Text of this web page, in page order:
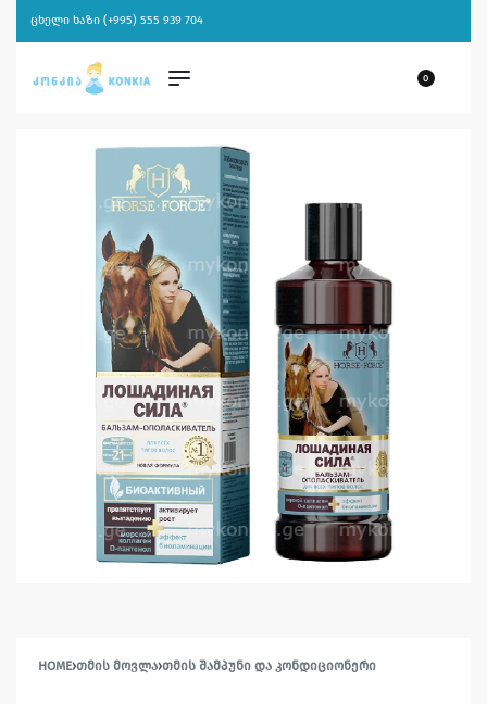
ცხელი ხაზი (+995) 555 939 704
0
HOME›ᲗᲛᲘᲡ ᲛᲝᲕᲚᲐ›ᲗᲛᲘᲡ ᲨᲐᲛᲞᲣᲜᲘ ᲓᲐ ᲙᲝᲜᲓᲘᲪᲘᲝᲜᲔᲠᲘ